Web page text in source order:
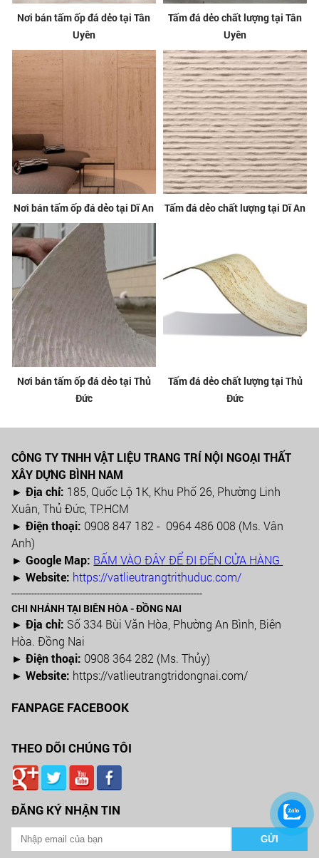
Nơi bán tấm ốp đá dẻo tại Tân
Uyên
Tấm đá dẻo chất lượng tại Tân
Uyên
Nơi bán tấm ốp đá dẻo tại Dĩ An Tấm đá dẻo chất lượng tại Dĩ An
Nơi bán tấm ốp đá dẻo tại Thủ
Đức
Tấm đá dẻo chất lượng tại Thủ
Đức
CÔNG TY TNHH VẬT LIỆU TRANG TRÍ NỘI NGOẠI THẤT
XÂY DỰNG BÌNH NAM
► Địa chỉ: 185, Quốc Lộ 1K, Khu Phố 26, Phường Linh
Xuân, Thủ Đức, TP.HCM
►Điện thoại: 0908 847 182 - 0964 486 008 (Ms. Vân
Anh)
►Google Map: BẤM VÀO ĐÂY ĐỂ ĐI ĐẾN CỬA HÀNG
► Website: https://vatlieutrangtrithuduc.com/
-------------------------------------------------------------------
CHI NHÁNH TẠI BIÊN HÒA - ĐỒNG NAI
► Địa chỉ: Số 334 Bùi Văn Hòa, Phường An Bình, Biên
Hòa. Đồng Nai
► Điện thoại: 0908 364 282 (Ms. Thủy)
► Website: https://vatlieutrangtridongnai.com/
FANPAGE FACEBOOK
THEO DÕI CHÚNG TÔI
ĐĂNG KÝ NHẬN TIN